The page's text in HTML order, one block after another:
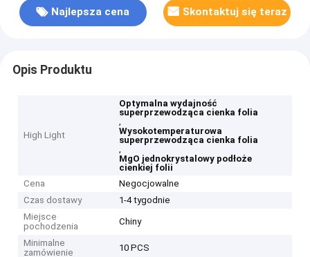
Najlepsza cena Skontaktuj się teraz
Opis Produktu
High Light
Optymalna wydajność
superprzewodząca cienka folia
,
Wysokotemperaturowa
superprzewodząca cienka folia
,
MgO jednokrystalowy podłoże
cienkiej folii
Cena
Negocjowalne
Czas dostawy
1-4 tygodnie
Miejsce
pochodzenia
Chiny
Minimalne
zamówienie
10 PCS